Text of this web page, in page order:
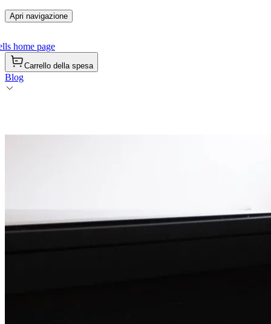
Apri navigazione
home page
Carrello della spesa
Blog